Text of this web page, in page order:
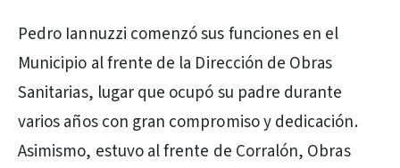
Pedro Iannuzzi comenzó sus funciones en el
Municipio al frente de la Dirección de Obras
Sanitarias, lugar que ocupó su padre durante
varios años con gran compromiso y dedicación.
Asimismo, estuvo al frente de Corralón, Obras